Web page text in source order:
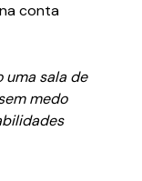
conta
uma sala de
medo